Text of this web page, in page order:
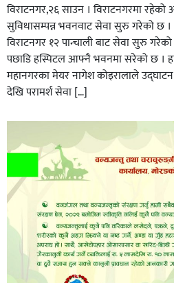
विराटनगर,२६ साउन । विराटनगरमा
सुविधासम्पन्न भवनवाट सेवा सुरु गरेको छ
विराटनगर १२ पान्चाली बाट सेवा सुरु
पछाडि हस्पिटल आफ्नै भवनमा सरेको छ ।
महानगरका मेयर नागेश कोइरालाले
देखि परामर्श सेवा […]